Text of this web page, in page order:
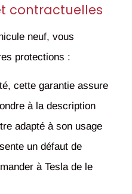
contractuelles
neuf, vous
protections :
cette garantie assure
à la description
adapté à son usage
un défaut de
à Tesla de le